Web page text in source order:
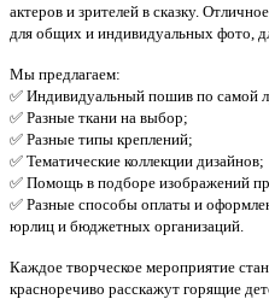
актеров и зрителей в сказку.
для общих и индивидуальных фото,
Мы предлагаем:
✅ Индивидуальный пошив по самой
✅ Разные ткани на выбор;
✅ Разные типы креплений;
✅ Тематические коллекции дизайнов;
✅ Помощь в подборе изображений
✅ Разные способы оплаты и
юрлиц и бюджетных организаций.
Каждое творческое мероприятие
красноречиво расскажут горящие